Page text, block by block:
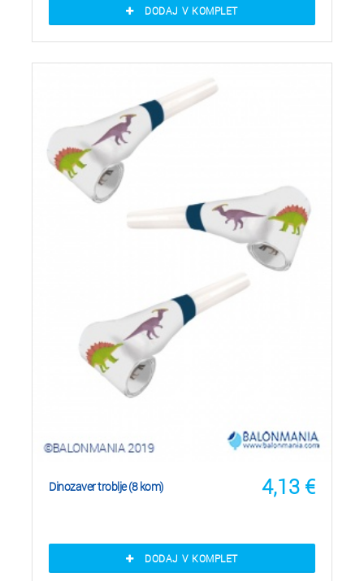
DODAJ V KOMPLET
4,13 €
Dinozaver troblje (8 kom)
DODAJ V KOMPLET